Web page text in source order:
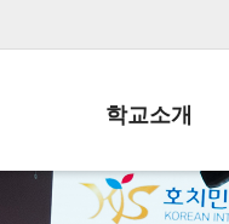
학교소개
학교장인사말